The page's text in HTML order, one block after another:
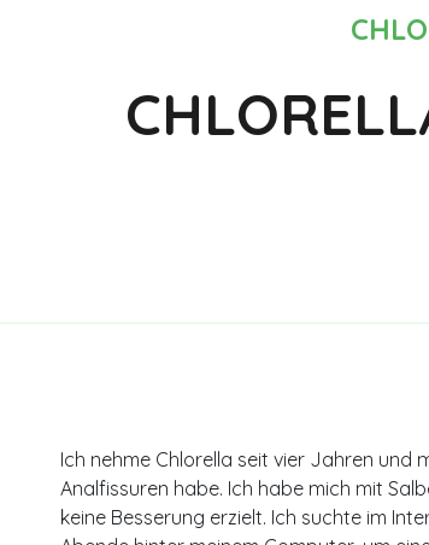
Ich nehme Chlorella seit vier Jahren und
Analfissuren habe. Ich habe mich mit
keine Besserung erzielt. Ich suchte im